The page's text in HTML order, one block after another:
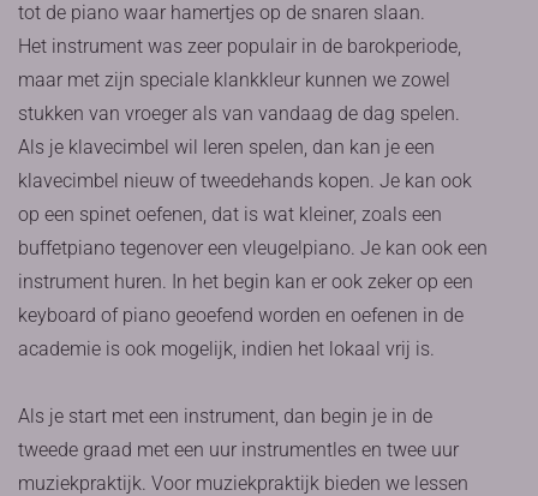
tot de piano waar hamertjes op de snaren slaan.
Het instrument was zeer populair in de barokperiode,
maar met zijn speciale klankkleur kunnen we zowel
stukken van vroeger als van vandaag de dag spelen.
Als je klavecimbel wil leren spelen, dan kan je een
klavecimbel nieuw of tweedehands kopen. Je kan ook
op een spinet oefenen, dat is wat kleiner, zoals een
buffetpiano tegenover een vleugelpiano. Je kan ook een
instrument huren. In het begin kan er ook zeker op een
keyboard of piano geoefend worden en oefenen in de
academie is ook mogelijk, indien het lokaal vrij is.
Als je start met een instrument, dan begin je in de
tweede graad met een uur instrumentles en twee uur
muziekpraktijk. Voor muziekpraktijk bieden we lessen